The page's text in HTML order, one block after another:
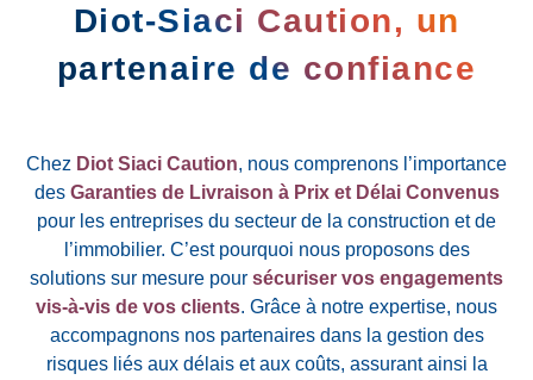
Diot-Siaci Caution, un
partenaire de confiance
Chez Diot Siaci Caution, nous comprenons l’importance
des Garanties de Livraison à Prix et Délai Convenus
pour les entreprises du secteur de la construction et de
l’immobilier. C’est pourquoi nous proposons des
solutions sur mesure pour sécuriser vos engagements
vis-à-vis de vos clients. Grâce à notre expertise, nous
accompagnons nos partenaires dans la gestion des
risques liés aux délais et aux coûts, assurant ainsi la